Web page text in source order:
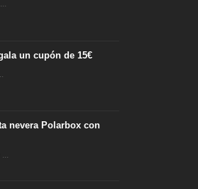
un cupón de 15€
nevera Polarbox con